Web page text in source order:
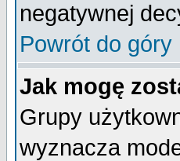
negatywnej
Powrót do góry
Jak mogę
Grupy
wyznacza